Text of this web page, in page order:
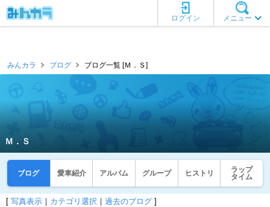
メニュー
ログイン
みんカラ ブログ ブログ一覧 [Ｍ．Ｓ]
Ｍ．Ｓ
ブログ 愛車紹介 アルバム グループ ヒストリ
ラップ
タイム
[ 写真表示 ｜ カテゴリ選択 ｜ 過去のブログ ]